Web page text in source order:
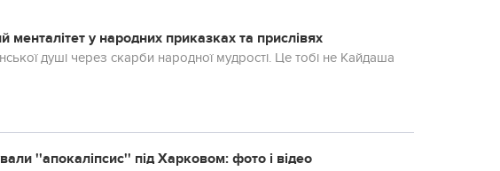
менталітет у народних приказках та прислівях
душі через скарби народної мудрості. Це тобі не Кайдаша
''апокаліпсис'' під Харковом: фото і відео